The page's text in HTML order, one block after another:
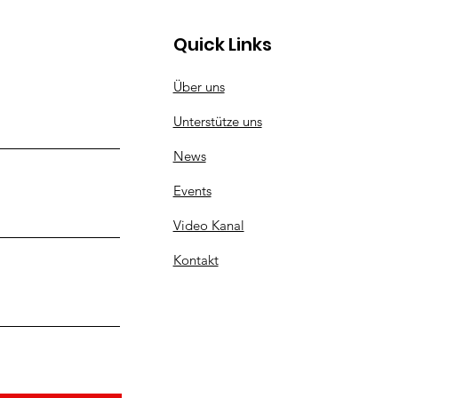
Quick Links
Über uns
Unterstütze uns
News
Events
Video Kanal
Kontakt